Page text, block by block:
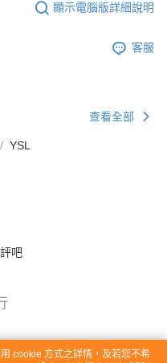
顯示電腦版詳細說明
客服
查看全部
YSL
吧
cookie 方式之詳情，及若您不希